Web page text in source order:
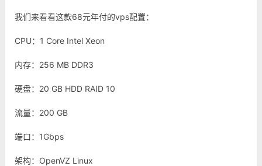
我们来看看这款68元年付的vps配置：
CPU：1 Core Intel Xeon
内存：256 MB DDR3
硬盘：20 GB HDD RAID 10
流量：200 GB
端口：1Gbps
架构：OpenVZ Linux